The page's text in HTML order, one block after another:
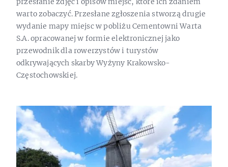
warto zobaczyć. Przesłane zgłoszenia stworzą drugie
wydanie mapy miejsc w pobliżu Cementowni Warta
S.A. opracowanej w formie elektronicznej jako
przewodnik dla rowerzystów i turystów
odkrywających skarby Wyżyny Krakowsko-
Częstochowskiej.